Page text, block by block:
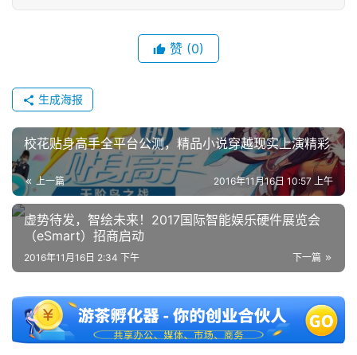
戏
休
闲
游
戏
2
5
第
赞 (0)
生成海报
校花贴身高手全平台公测，精品小说穿越现实上演精彩
上一篇 2016年11月16日 10:57 上午
虚势待发，智绘未来！2017国际智能娱乐硬件展览会
（eSmart）招商启动
下一篇
2016年11月16日 2:34 下午